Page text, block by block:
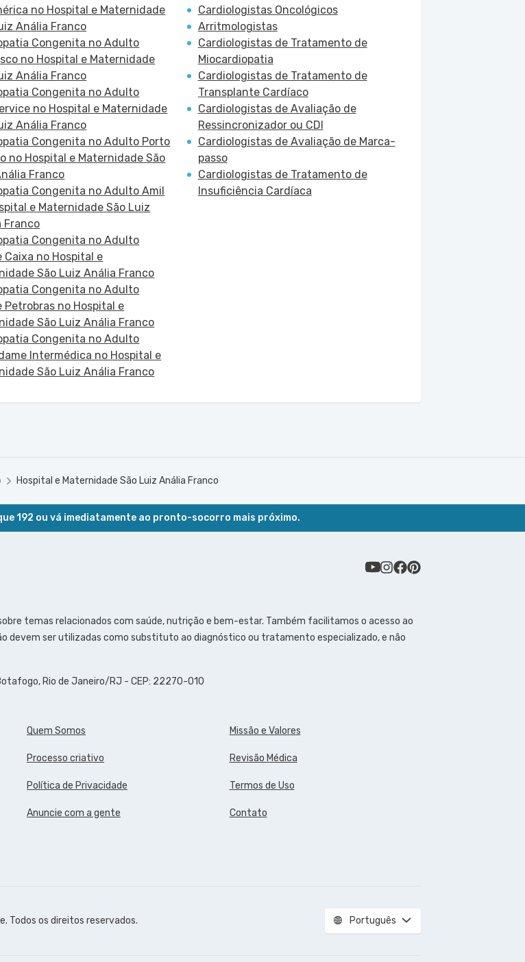
no Hospital e Maternidade
Anália Franco
Congenita no Adulto
no Hospital e Maternidade
Anália Franco
Congenita no Adulto
no Hospital e Maternidade
Anália Franco
Congenita no Adulto Porto
no Hospital e Maternidade São
Franco
Congenita no Adulto Amil
e Maternidade São Luiz
Franco
Congenita no Adulto
Caixa no Hospital e
São Luiz Anália Franco
Congenita no Adulto
Petrobras no Hospital e
São Luiz Anália Franco
Congenita no Adulto
Intermédica no Hospital e
São Luiz Anália Franco
Cardiologistas Oncológicos
Arritmologistas
Cardiologistas de Tratamento de
Miocardiopatia
Cardiologistas de Tratamento de
Transplante Cardíaco
Cardiologistas de Avaliação de
Ressincronizador ou CDI
Cardiologistas de Avaliação de Marca-
passo
Cardiologistas de Tratamento de
Insuficiência Cardíaca
Hospital e Maternidade São Luiz Anália Franco
192 ou vá imediatamente ao pronto-socorro mais próximo.
temas relacionados com saúde, nutrição e bem-estar. Também facilitamos o acesso ao
devem ser utilizadas como substituto ao diagnóstico ou tratamento especializado, e não
Rio de Janeiro/RJ - CEP: 22270-010
Quem Somos Missão e Valores
Processo criativo Revisão Médica
Política de Privacidade Termos de Uso
Anuncie com a gente Contato
Todos os direitos reservados. Português